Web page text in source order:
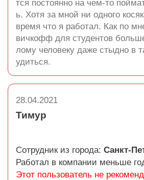
тся постоянно на чем-то
ь. Хотя за мной ни одного
время что я работал. Как по
вичкофф для студентов
лому человеку даже стыдно в
удиться.
28.04.2021
Тимур
Сотрудник из города: Санкт-
Работал в компании меньше
Этот пользователь не